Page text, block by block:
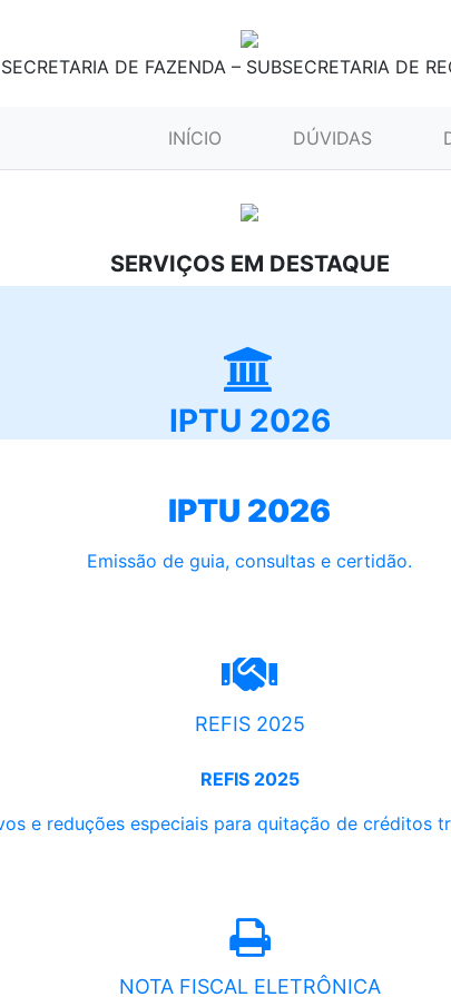
SECRETARIA DE FAZENDA – SUBSECRETARIA DE
INÍCIO (CURRENT)DÚVIDAS
SERVIÇOS EM DESTAQUE
IPTU 2026
IPTU 2026
Emissão de guia, consultas e certidão.
REFIS 2025
REFIS 2025
e reduções especiais para quitação de créditos
NOTA FISCAL ELETRÔNICA